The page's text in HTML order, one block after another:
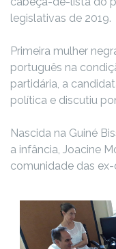
legislativas de 2019.
Primeira mulher
português na
partidária, a
política e discutiu
Nascida na Guiné
a infância, Joacine
comunidade das